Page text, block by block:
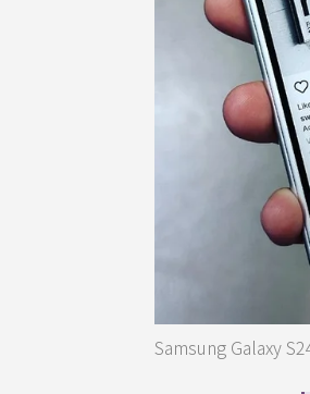
Samsung Galaxy